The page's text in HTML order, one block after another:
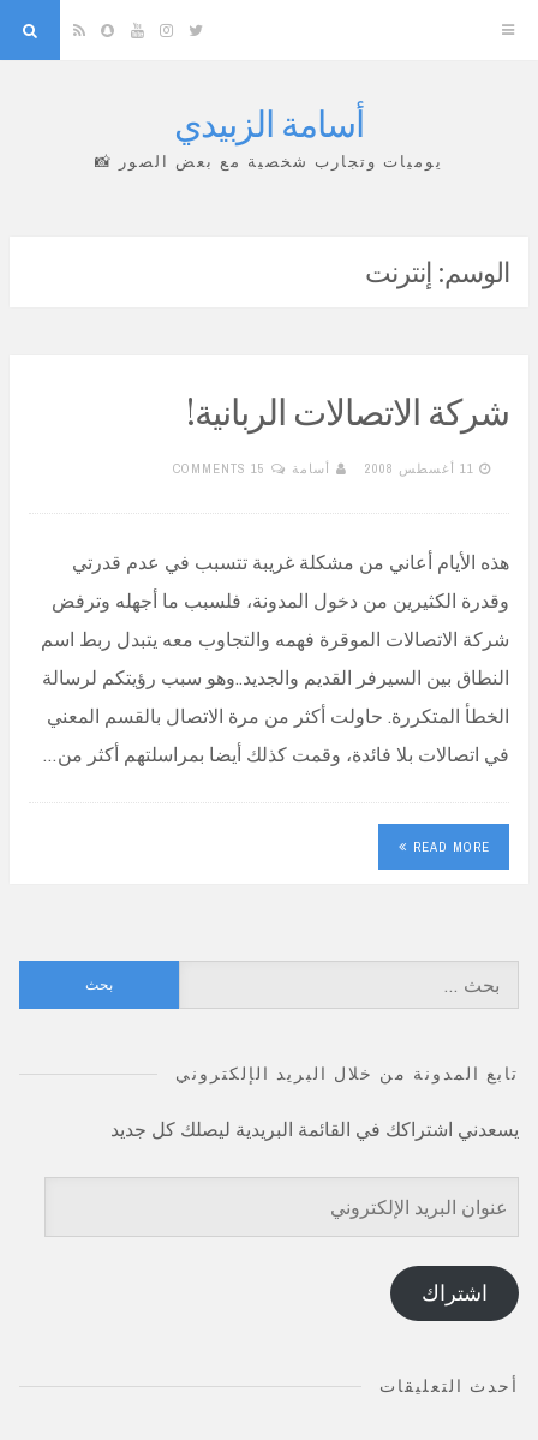
Twitter
Instagram
YouTube
Snapchat
RSS
أسامة الزبيدي
يوميات وتجارب شخصية مع بعض الصور 📸
الوسم: إنترنت
شركة الاتصالات الربانية!
11 أغسطس 2008 أسامة 15 COMMENTS
هذه الأيام أعاني من مشكلة غريبة تتسبب في عدم قدرتي
وقدرة الكثيرين من دخول المدونة، فلسبب ما أجهله وترفض
شركة الاتصالات الموقرة فهمه والتجاوب معه يتبدل ربط اسم
النطاق بين السيرفر القديم والجديد..وهو سبب رؤيتكم لرسالة
الخطأ المتكررة. حاولت أكثر من مرة الاتصال بالقسم المعني
في اتصالات بلا فائدة، وقمت كذلك أيضا بمراسلتهم أكثر من…
READ MORE
عن:
تابع المدونة من خلال البريد الإلكتروني
يسعدني اشتراكك في القائمة البريدية ليصلك كل جديد
عنوان
البريد
الإلكتروني
اشتراك
أحدث التعليقات